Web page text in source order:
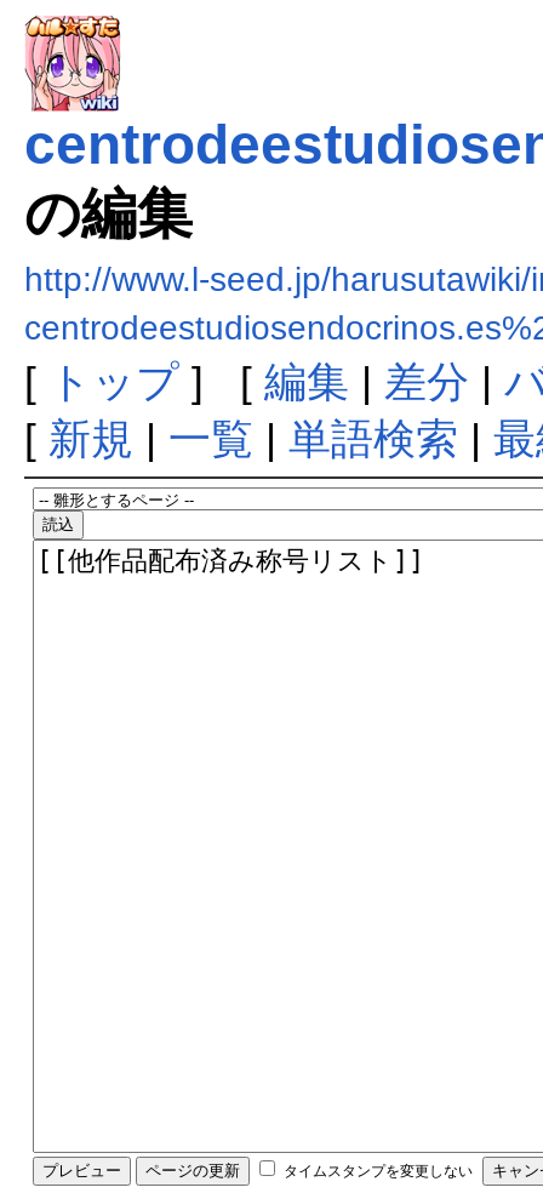
の編集
http://www.l-seed.jp/
[ トップ] [ 編集 | 差分 |
[ 新規 | 一覧 | 単語検索 |
タイムスタンプを変更しない